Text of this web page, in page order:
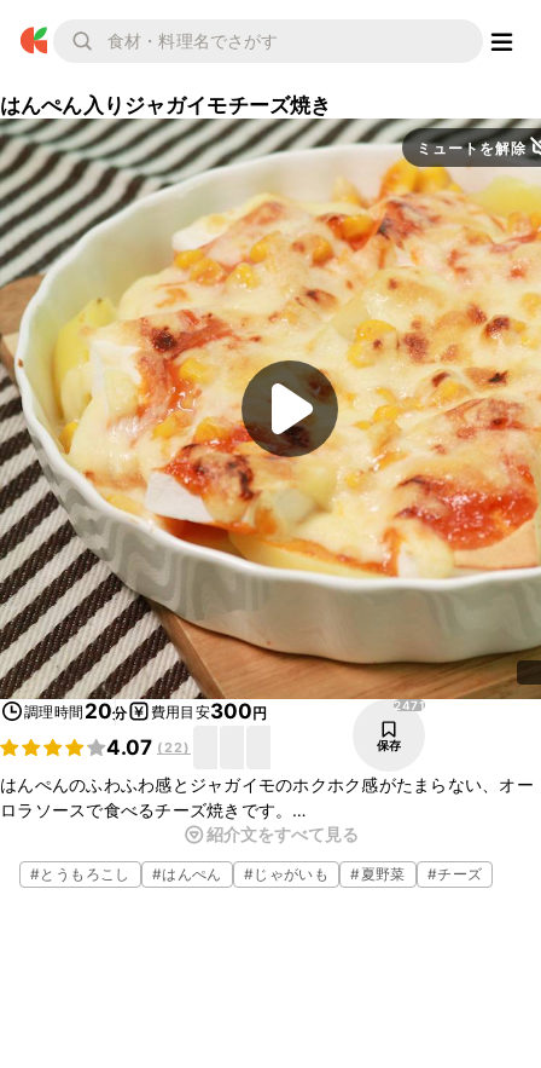
はんぺん入りジャガイモチーズ焼き
ミュートを解除
調理時間 20分 費用目安300円
4.07 (22)
2471
保存
はんぺんのふわふわ感とジャガイモのホクホク感がたまらない、オー
ロラソースで食べるチーズ焼きです。
コーンが入っていることで甘みもあり、単品でも満足感のある一品で
す。
パンと一緒に、またお酒のおつまみとしてもオススメです。
紹介文をすべて見る
#とうもろこし #はんぺん #じゃがいも #夏野菜 #チーズ